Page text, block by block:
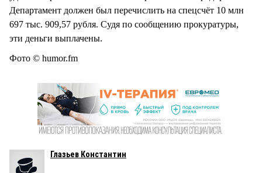
Департамент должен был перечислить на спецсчёт 10 млн
697 тыс. 909,57 рубля. Судя по сообщению прокуратуры,
эти деньги выплачены.
Фото © humor.fm
Глазьев Константин